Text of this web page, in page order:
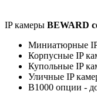
IP камеры BEWARD
Миниатюрные
Корпусные IP
Купольные IP
Уличные IP
B1000 опции -